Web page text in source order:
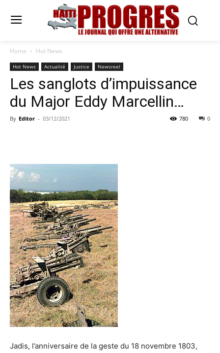
Home Hot News
Hot News Actualité Justice Newsreel
Les sanglots d’impuissance
du Major Eddy Marcellin…
By Editor - 03/12/2021 0
780
Jadis, l’anniversaire de la geste du 18 novembre 1803,